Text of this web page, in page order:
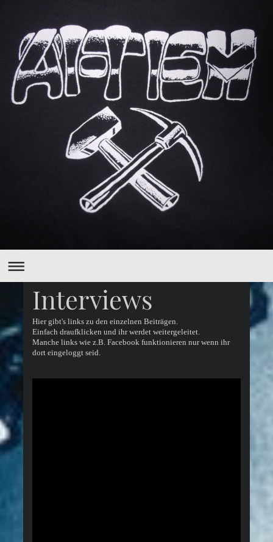
Interviews
Hier gibt's links zu den einzelnen Beiträgen.
Einfach draufklicken und ihr werdet weitergeleitet.
Manche links wie z.B. Facebook funktionieren nur wenn ihr
dort eingeloggt seid.